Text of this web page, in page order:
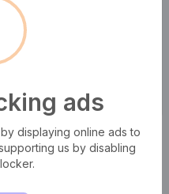
ads
displaying online ads to
us by disabling